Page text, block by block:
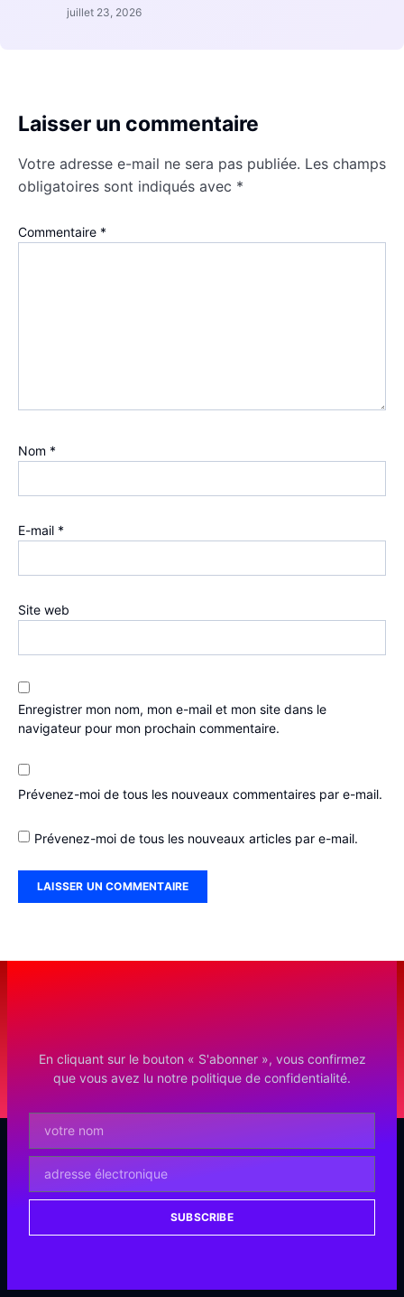
juillet 23, 2026
Laisser un commentaire
Votre adresse e-mail ne sera pas publiée. Les champs
obligatoires sont indiqués avec *
Commentaire *
Nom *
E-mail *
Site web
Enregistrer mon nom, mon e-mail et mon site dans le
navigateur pour mon prochain commentaire.
Prévenez-moi de tous les nouveaux commentaires par e-mail.
Prévenez-moi de tous les nouveaux articles par e-mail.
En cliquant sur le bouton « S'abonner », vous confirmez
que vous avez lu notre politique de confidentialité.
SUBSCRIBE